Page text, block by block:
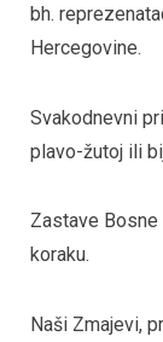
bh.
Hercegovine.
Svakodnevni
plavo-žutoj ili
Zastave
koraku.
Naši Zmajevi,